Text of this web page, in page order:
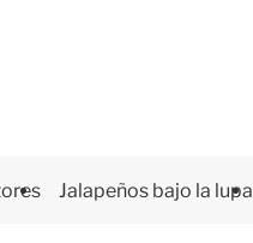
Jalapeños bajo la lupa